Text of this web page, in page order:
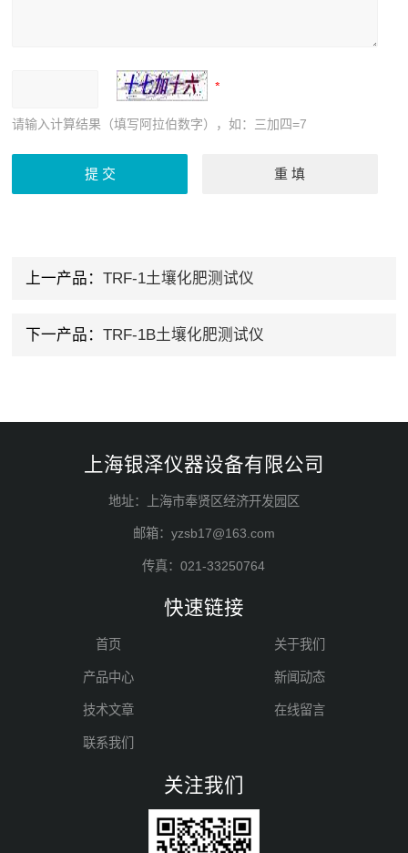
请输入计算结果（填写阿拉伯数字），如：三加四=7
上一产品： TRF-1土壤化肥测试仪
下一产品： TRF-1B土壤化肥测试仪
上海银泽仪器设备有限公司
地址：上海市奉贤区经济开发园区
邮箱：yzsb17@163.com
传真：021-33250764
快速链接
首页 关于我们
产品中心 新闻动态
技术文章 在线留言
联系我们
关注我们